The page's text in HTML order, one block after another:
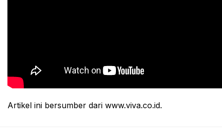
Artikel ini bersumber dari www.viva.co.id.